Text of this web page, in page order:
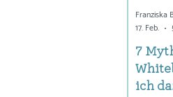
7
ich
Franziska
17. Feb.